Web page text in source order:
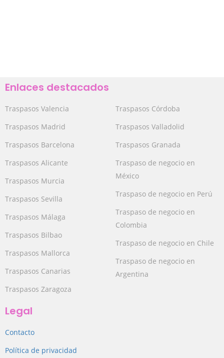
Enlaces destacados
Traspasos Valencia
Traspasos Madrid
Traspasos Barcelona
Traspasos Alicante
Traspasos Murcia
Traspasos Sevilla
Traspasos Málaga
Traspasos Bilbao
Traspasos Mallorca
Traspasos Canarias
Traspasos Zaragoza
Traspasos Córdoba
Traspasos Valladolid
Traspasos Granada
Traspaso de negocio en
México
Traspaso de negocio en Perú
Traspaso de negocio en
Colombia
Traspaso de negocio en Chile
Traspaso de negocio en
Argentina
Legal
Contacto
Política de privacidad